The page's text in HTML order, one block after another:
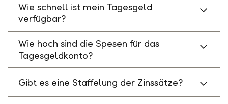
Wie schnell ist mein Tagesgeld
verfügbar?
Wie hoch sind die Spesen für das
Tagesgeldkonto?
Gibt es eine Staffelung der Zinssätze?